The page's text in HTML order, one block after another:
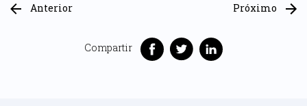
Anterior
Compartir
Próximo